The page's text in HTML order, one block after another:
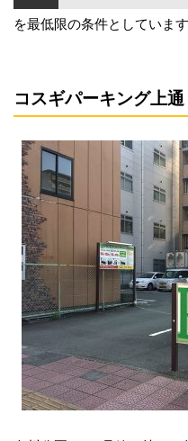
を最低限の条件としています
コスギパーキング上通